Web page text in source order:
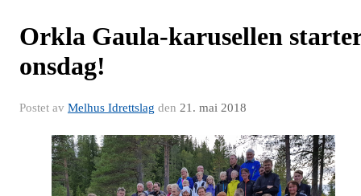
Orkla Gaula-karusellen
onsdag!
Postet av Melhus Idrettslag den 21. mai 2018